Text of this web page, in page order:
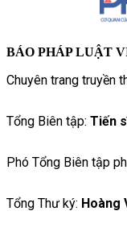
BÁO PHÁP LUẬT
Chuyên trang truyền
Tổng Biên tập: Tiến
Phó Tổng Biên tập
Tổng Thư ký: Hoàng